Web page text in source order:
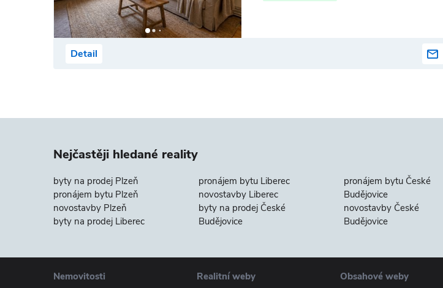
Detail
Nejčastěji hledané reality
byty na prodej Plzeň
pronájem bytu Plzeň
novostavby Plzeň
byty na prodej Liberec
pronájem bytu Liberec
novostavby Liberec
byty na prodej České
Budějovice
pronájem bytu České
Budějovice
novostavby České
Budějovice
Nemovitosti Realitní weby Obsahové weby